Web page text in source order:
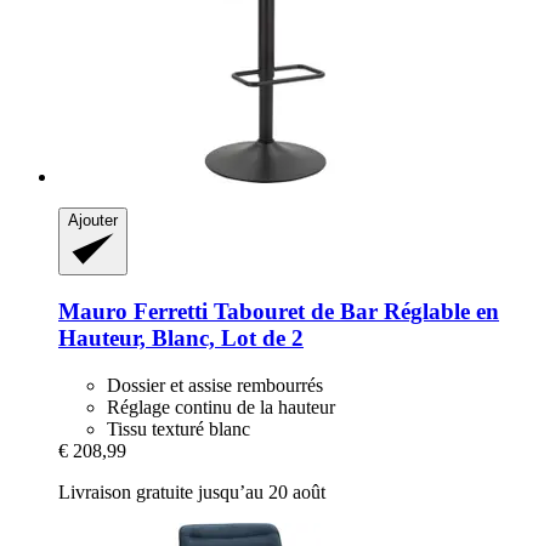
Ajouter
Mauro Ferretti Tabouret de Bar Réglable en
Hauteur, Blanc, Lot de 2
Dossier et assise rembourrés
Réglage continu de la hauteur
Tissu texturé blanc
€ 208,99
Livraison gratuite jusqu’au 20 août